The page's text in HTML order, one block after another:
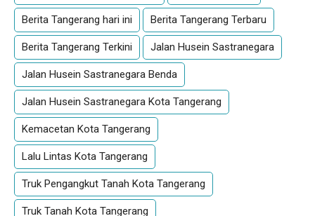
Berita Tangerang hari ini Berita Tangerang Terbaru
Berita Tangerang Terkini Jalan Husein Sastranegara
Jalan Husein Sastranegara Benda
Jalan Husein Sastranegara Kota Tangerang
Kemacetan Kota Tangerang
Lalu Lintas Kota Tangerang
Truk Pengangkut Tanah Kota Tangerang
Truk Tanah Kota Tangerang